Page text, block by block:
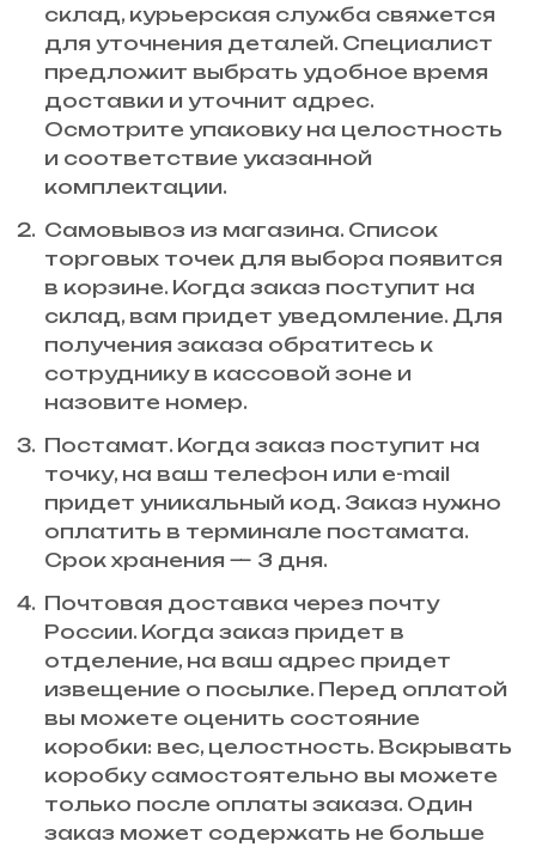
склад, курьерская служба свяжется
для уточнения деталей. Специалист
предложит выбрать удобное время
доставки и уточнит адрес.
Осмотрите упаковку на целостность
и соответствие указанной
комплектации.
Самовывоз из магазина. Список
торговых точек для выбора появится
в корзине. Когда заказ поступит на
склад, вам придет уведомление. Для
получения заказа обратитесь к
сотруднику в кассовой зоне и
назовите номер.
Постамат. Когда заказ поступит на
точку, на ваш телефон или e-mail
придет уникальный код. Заказ нужно
оплатить в терминале постамата.
Срок хранения — 3 дня.
Почтовая доставка через почту
России. Когда заказ придет в
отделение, на ваш адрес придет
извещение о посылке. Перед оплатой
вы можете оценить состояние
коробки: вес, целостность. Вскрывать
коробку самостоятельно вы можете
только после оплаты заказа. Один
заказ может содержать не больше